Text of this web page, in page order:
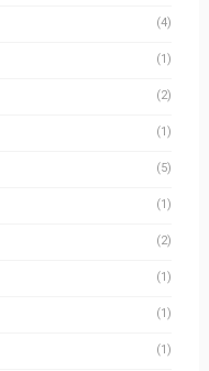
(4)
(1)
(2)
(1)
(5)
(1)
(2)
(1)
(1)
(1)